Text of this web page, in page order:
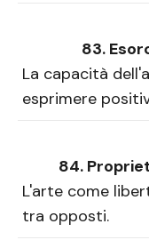
83.
La capacità
esprimere
84.
L'arte come
tra opposti.